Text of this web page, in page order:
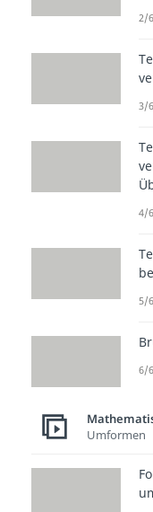
2/
3/
4/
5/
6/
Umformen